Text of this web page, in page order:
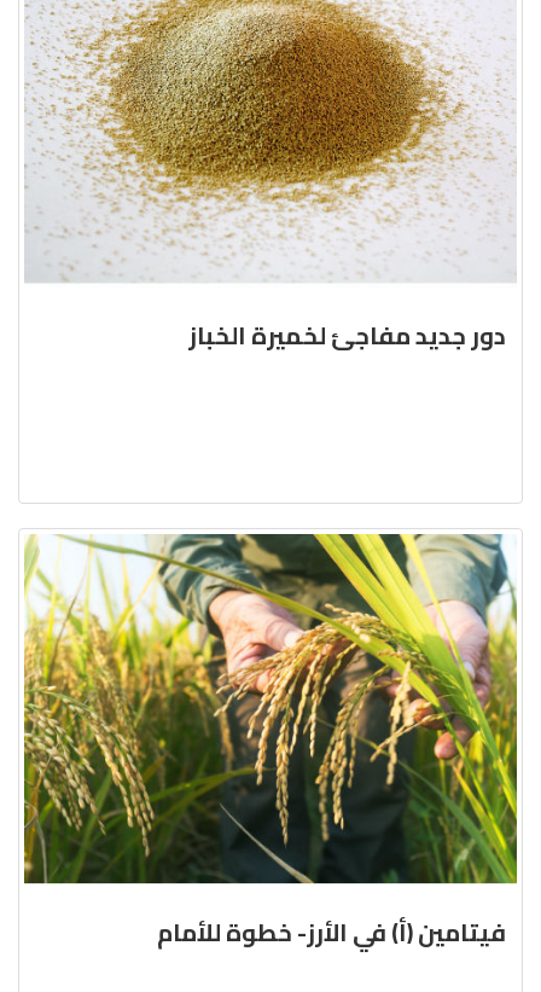
دور جديد مفاجئ لخميرة الخباز
فيتامين (أ) في الأرز- خطوة للأمام